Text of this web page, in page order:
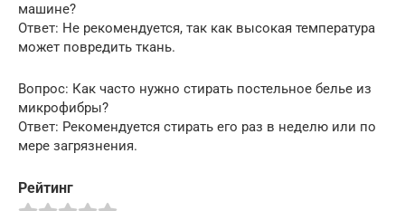
машине?
Ответ: Не рекомендуется, так как высокая температура
может повредить ткань.
Вопрос: Как часто нужно стирать постельное белье из
микрофибры?
Ответ: Рекомендуется стирать его раз в неделю или по
мере загрязнения.
Рейтинг